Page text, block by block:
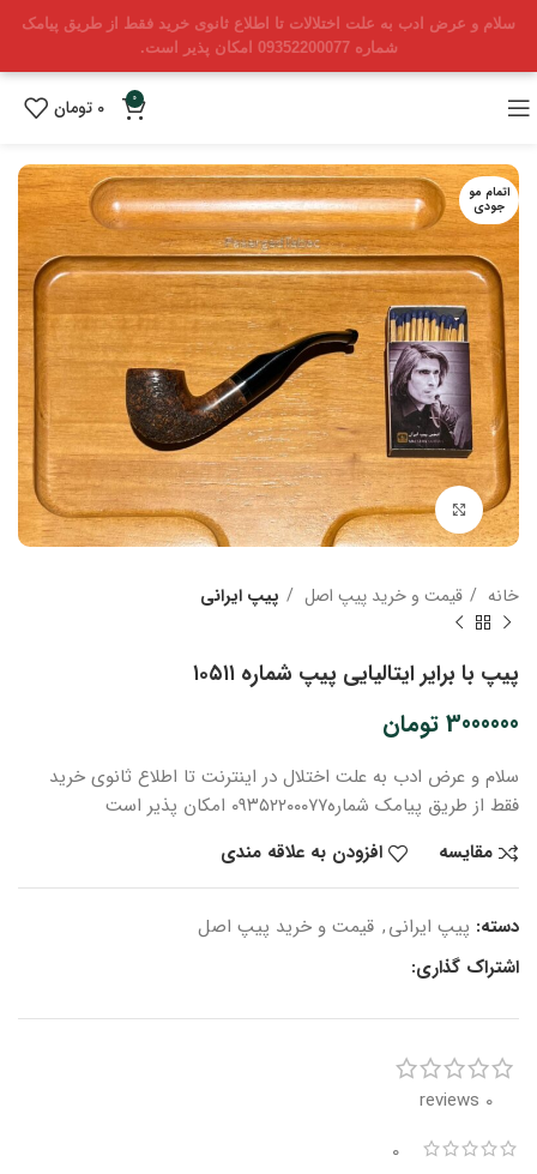
سلام و عرض ادب به علت اختلالات تا اطلاع ثانوی خرید فقط از طریق پیامک
شماره 09352200077 امکان پذیر است.
0
0 تومان
اتمام مو
جودی
بزرگنمایی تصویر
خانه قیمت و خرید پیپ اصل پیپ ایرانی
پیپ با برایر ایتالیایی پیپ شماره ۱۰۵۱۱
3000000 تومان
سلام و عرض ادب به علت اختلال در اینترنت تا اطلاع ثانوی خرید
فقط از طریق پیامک شماره۰۹۳۵۲۲۰۰۰۷۷ امکان پذیر است
مقایسه
افزودن به علاقه مندی
دسته: پیپ ایرانی, قیمت و خرید پیپ اصل
اشتراک گذاری:
0 reviews
0